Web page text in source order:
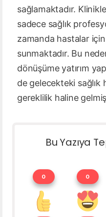
sağlamaktadır.
sadece sağlık
zamanda hastalar
sunmaktadır. Bu
dönüşüme yatırım
de gelecekteki
gereklilik haline
Bu Yazıya
0 0